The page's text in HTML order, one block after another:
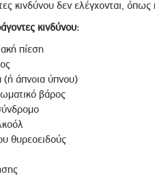
κινδύνου δεν ελέγχονται, όπως
κινδύνου:
πίεση
(ή άπνοια ύπνου)
βάρος
θυρεοειδούς